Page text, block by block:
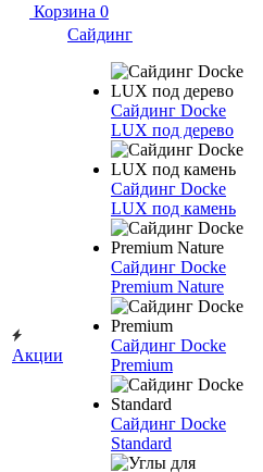
Корзина 0
Акции
Сайдинг
Сайдинг Docke
LUX под дерево
Сайдинг Docke
LUX под камень
Сайдинг Docke
Premium Nature
Сайдинг Docke
Premium
Сайдинг Docke
Standard